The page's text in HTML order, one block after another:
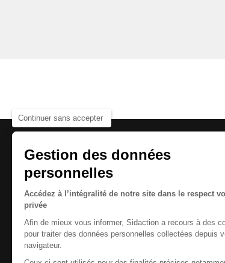
Continuer sans accepter
Gestion des données
personnelles
Accédez à l’intégralité de notre site dans le respect
privée
Afin de mieux vous informer, Sidaction a recours à des
pour traiter des données personnelles collectées depuis
navigateur.
Nous cherchons
Le centre de ressources de
disposer de ressources
. À
la Plateforme ELSA, le Centre
désormais gérée par Sidaction
reprendre le pilotage.